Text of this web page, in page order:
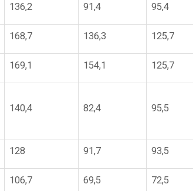
136,2 91,4 95,4
168,7 136,3 125,7
169,1 154,1 125,7
140,4 82,4 95,5
128 91,7 93,5
106,7 69,5 72,5